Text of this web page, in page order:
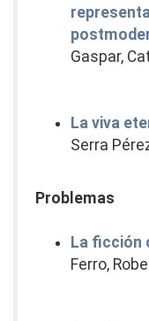
Gaspar,
La viva
Serra
Problemas
La ficción
Ferro,